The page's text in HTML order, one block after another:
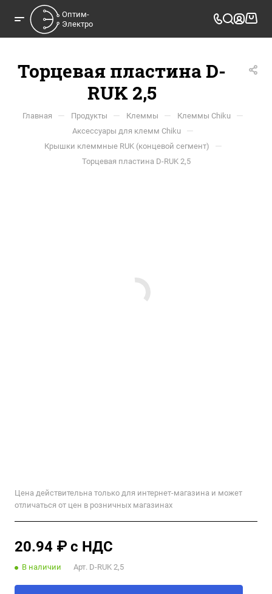
Оптим-
Электро
Торцевая пластина D-
RUK 2,5
Главная — Продукты — Клеммы — Клеммы Chiku —
Аксессуары для клемм Chiku —
Крышки клеммные RUK (концевой сегмент) —
Торцевая пластина D-RUK 2,5
Цена действительна только для интернет-магазина и может
отличаться от цен в розничных магазинах
20.94 ₽ с НДС
В наличии Арт. D-RUK 2,5